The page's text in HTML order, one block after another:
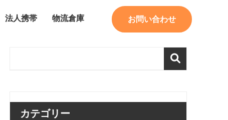
法人携帯 物流倉庫 お問い合わせ
カテゴリー